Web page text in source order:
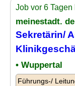
Job vor 6
meinestadt. de
Sekretärin/
• Wuppertal
Führungs-/